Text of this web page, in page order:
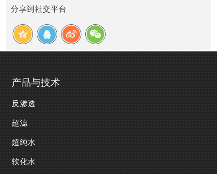
分享到社交平台
产品与技术
反渗透
超滤
超纯水
软化水